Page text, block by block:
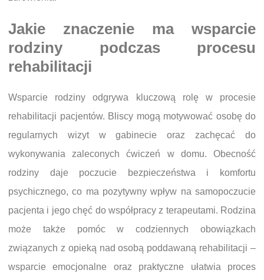
Jakie znaczenie ma wsparcie
rodziny podczas procesu
rehabilitacji
Wsparcie rodziny odgrywa kluczową rolę w procesie
rehabilitacji pacjentów. Bliscy mogą motywować osobę do
regularnych wizyt w gabinecie oraz zachęcać do
wykonywania zaleconych ćwiczeń w domu. Obecność
rodziny daje poczucie bezpieczeństwa i komfortu
psychicznego, co ma pozytywny wpływ na samopoczucie
pacjenta i jego chęć do współpracy z terapeutami. Rodzina
może także pomóc w codziennych obowiązkach
związanych z opieką nad osobą poddawaną rehabilitacji –
wsparcie emocjonalne oraz praktyczne ułatwia proces